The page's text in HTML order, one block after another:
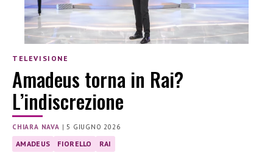
TELEVISIONE
Amadeus torna in Rai?
L’indiscrezione
CHIARA NAVA |5 GIUGNO 2026
AMADEUS FIORELLO RAI